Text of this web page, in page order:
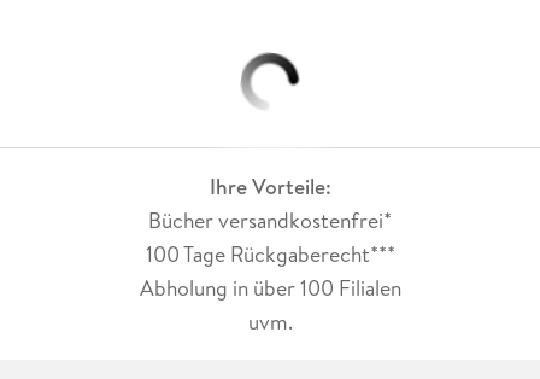
Ihre Vorteile:
Bücher versandkostenfrei*
100 Tage Rückgaberecht***
Abholung in über 100 Filialen
uvm.